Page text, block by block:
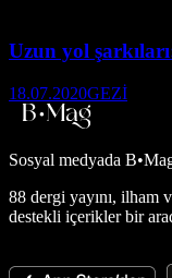
Uzun yol
18.07.2020GEZİ
Sosyal medyada
88 dergi yayını, ilham
destekli içerikler bir